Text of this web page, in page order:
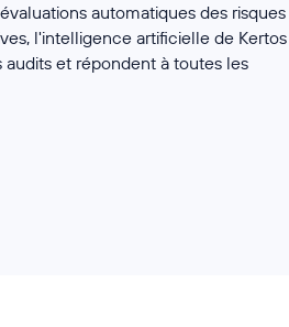
automatiques des risques
l'intelligence artificielle de Kertos
audits et répondent à toutes les